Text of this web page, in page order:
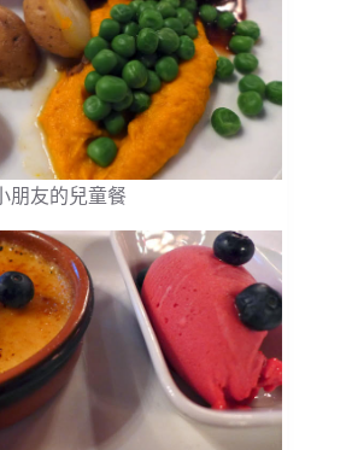
朋友的兒童餐